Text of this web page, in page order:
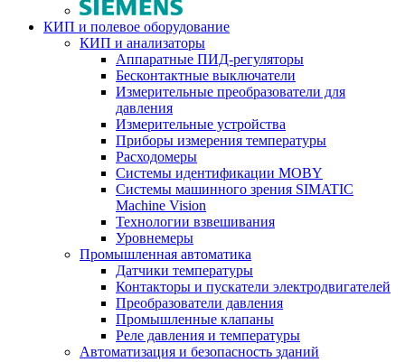
КИП и полевое оборудование
КИП и анализаторы
Аппаратные ПИД-регуляторы
Бесконтактные выключатели
Измерительные преобразователи для
давления
Измерительные устройства
Приборы измерения температуры
Расходомеры
Системы идентификации MOBY
Системы машинного зрения SIMATIC
Machine Vision
Технологии взвешивания
Уровнемеры
Промышленная автоматика
Датчики температуры
Контакторы и пускатели электродвигателей
Преобразователи давления
Промышленные клапаны
Реле давления и температуры
Автоматизация и безопасность зданий